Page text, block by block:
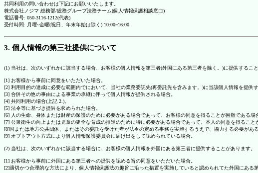
共同利用の問い合わせは下記にお願いいたします。
株式会社ノジマ 総務部/総務グループ法務チーム(個人情報保護相談窓口)
電話番号: 050-3116-1212(代表)
受付時間: 月曜~金曜(祝日、年末年始は除く) 10:00~16:00
3. 個人情報の第三社提供について
(1) 当社は、次のいずれかに該当する場合、お客様の個人情報を第三者(外国にある第三者を除く。)に提供すること
[1] お客様から事前に同意をいただいた場合。
[2] 利用目的の達成に必要な範囲内でにおいて、当社の業務委託先(再委託先を含みます。)に当該個人情報を提供す
[3] 合併その他の事由による事業の承継に伴って個人情報が提供される場合。
[4] 共同利用の場合(上記 2.)。
[5] 法令等に基づき提供を求められた場合。
[6] 人の生命、身体または財産の保護のために必要がある場合であって、お客様の同意を得ることが困難である場
[7] 公衆衛生の向上または児童の健全な育成の推進のために特に必要がある場合であって、本人の同意を得ること
[8]国または地方公共団体、またはその委託を受けた者が法令の定める事務を実施するうえで、協力する必要が
[9] オプトアウト方式により個人情報保護委員会に届け出をして認められている場合。
(2) 当社は、次のいずれかに該当する場合に、お客様の個人情報を外国にある第三者に提供することがあります。
[1] お客様から事前に外国にある第三者への提供を認める旨の同意をいただいた場合。
[2]適切かつ合理的な方法により、個人情報保護法の趣旨に沿った措置を実施していると認められてた外国にある